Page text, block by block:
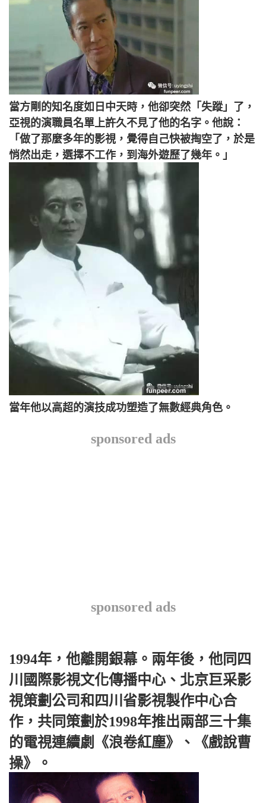
當方剛的知名度如日中天時，他卻突然「失蹤」了，
亞視的演職員名單上許久不見了他的名字。他說：
「做了那麼多年的影視，覺得自己快被掏空了，於是
悄然出走，選擇不工作，到海外遊歷了幾年。」
當年他以高超的演技成功塑造了無數經典角色。
sponsored ads
sponsored ads
1994年，他離開銀幕。兩年後，他同四
川國際影視文化傳播中心、北京巨采影
視策劃公司和四川省影視製作中心合
作，共同策劃於1998年推出兩部三十集
的電視連續劇《浪卷紅塵》、《戲說曹
操》。